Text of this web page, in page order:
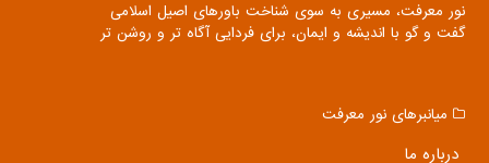
نور معرفت، مسیری به سوی شناخت باورهای اصیل اسلامی
گفت و گو با اندیشه و ایمان، برای فردایی آگاه تر و روشن تر
میانبرهای نور معرفت
درباره ما